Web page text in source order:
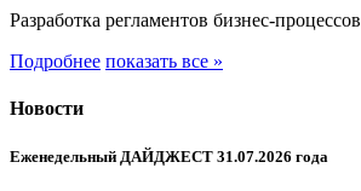
Разработка регламентов бизнес-процессов
Подробнее показать все »
Новости
Еженедельный ДАЙДЖЕСТ 31.07.2026 года